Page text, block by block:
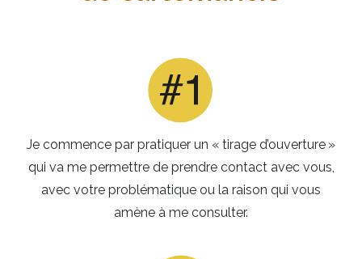
Je commence par pratiquer un « tirage d’ouverture »
qui va me permettre de prendre contact avec vous,
avec votre problématique ou la raison qui vous
amène à me consulter.